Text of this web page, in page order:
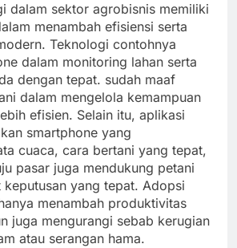
dalam sektor agrobisnis memiliki
menambah efisiensi serta
Teknologi contohnya
dalam monitoring lahan serta
dengan tepat. sudah maaf
dalam mengelola kemampuan
efisien. Selain itu, aplikasi
smartphone yang
cuaca, cara bertani yang tepat,
pasar juga mendukung petani
keputusan yang tepat. Adopsi
menambah produktivitas
juga mengurangi sebab kerugian
atau serangan hama.